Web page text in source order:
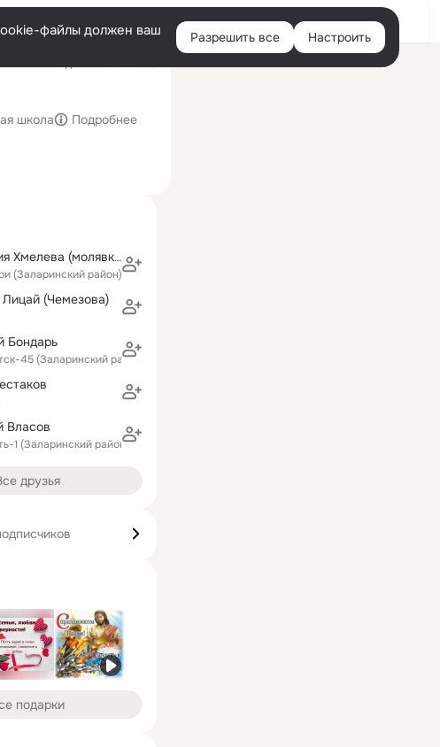
Войти
файлы должен ваш
Разрешить все Настроить
школа Подробнее
Виктория Хмелева (молявко)
(Заларинский район)
(Чемезова)
Бондарь
45 (Заларинский район)
Власов
1 (Заларинский район)
друзья
подарки